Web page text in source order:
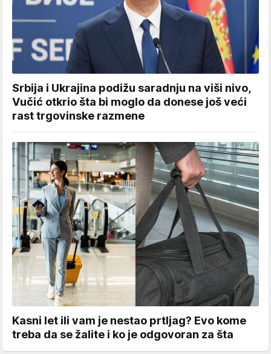
Srbija i Ukrajina podižu saradnju na viši nivo,
Vučić otkrio šta bi moglo da donese još veći
rast trgovinske razmene
Kasni let ili vam je nestao prtljag? Evo kome
treba da se žalite i ko je odgovoran za šta